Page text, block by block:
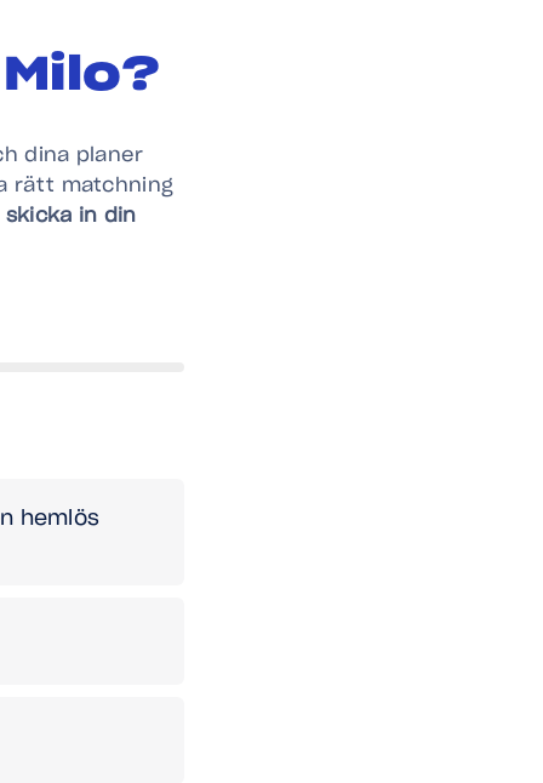
dina planer
rätt matchning
in din
hemlös